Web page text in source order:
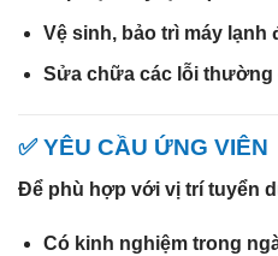
Vệ sinh, bảo trì máy lạnh
Sửa chữa các lỗi thường
✅ YÊU CẦU ỨNG VIÊN
Để phù hợp với vị trí tuyển
Có kinh nghiệm trong